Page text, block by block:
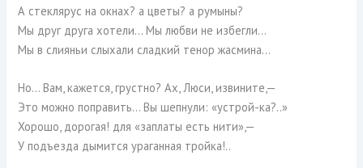
А стеклярус на окнах? а цветы? а румыны?
Мы друг друга хотели… Мы любви не избегли…
Мы в слияньи слыхали сладкий тенор жасмина…
Но… Вам, кажется, грустно? Ах, Люси, извините,—
Это можно поправить… Вы шепнули: «устрой-ка?..»
Хорошо, дорогая! для «заплаты есть нити»,—
У подъезда дымится ураганная тройка!..